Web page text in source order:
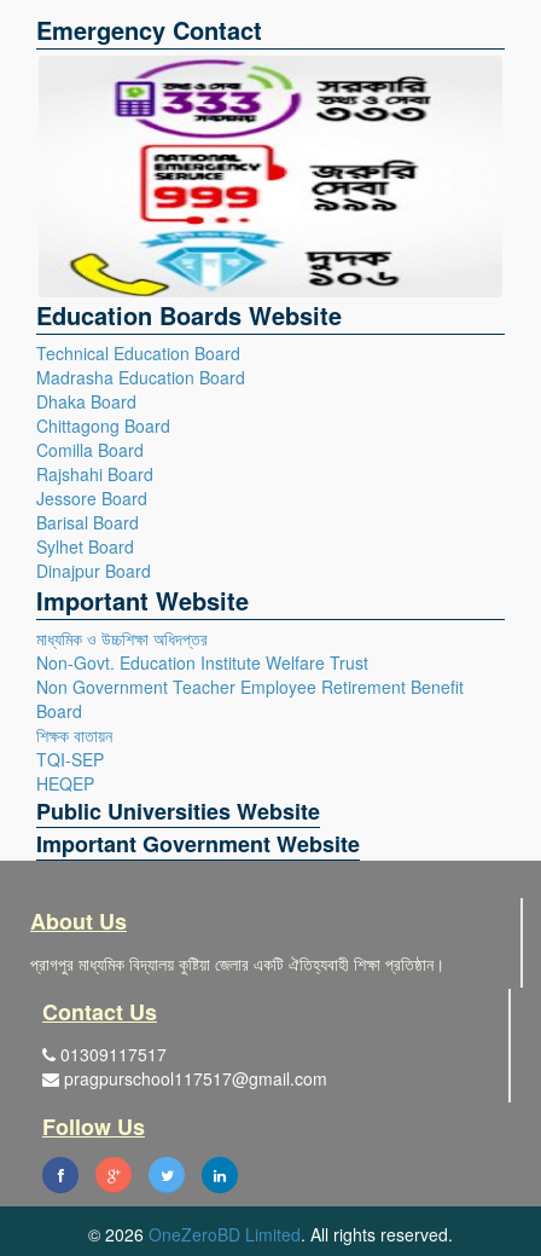
Emergency Contact
Education Boards Website
Technical Education Board
Madrasha Education Board
Dhaka Board
Chittagong Board
Comilla Board
Rajshahi Board
Jessore Board
Barisal Board
Sylhet Board
Dinajpur Board
Important Website
মাধ্যমিক ও উচ্চশিক্ষা অধিদপ্তর
Non-Govt. Education Institute Welfare Trust
Non Government Teacher Employee Retirement Benefit
Board
শিক্ষক বাতায়ন
TQI-SEP
HEQEP
Public Universities Website
Important Government Website
About Us
প্রাগপুর মাধ্যমিক বিদ্যালয় কুষ্টিয়া জেলার একটি ঐতিহ্যবাহী শিক্ষা প্রতিষ্ঠান।
Contact Us
01309117517
pragpurschool117517@gmail.com
Follow Us
© 2026 OneZeroBD Limited. All rights reserved.